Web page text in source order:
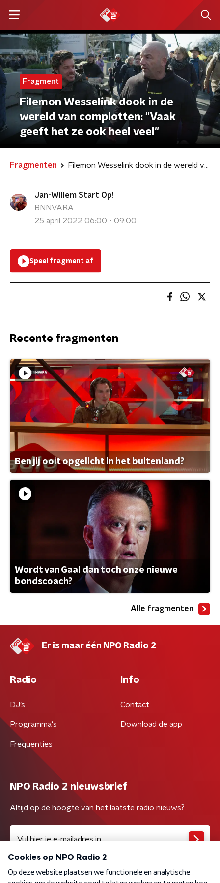
Fragment
Filemon Wesselink dook in de
wereld van complotten: "Vaak
geeft het ze ook heel veel"
Fragmenten Filemon Wesselink dook in de wereld van complotten: "Vaak geeft het ze ook heel veel"
Jan-Willem Start Op!
BNNVARA
25 april 2022 06:00 - 09:00
Speel fragment af
Recente fragmenten
Ben jij ooit opgelicht in het buitenland?
Wordt van Gaal dan toch onze nieuwe
bondscoach?
Alle fragmenten
Er is maar één NPO Radio 2
Radio
DJ’s
Programma's
Frequenties
Info
Contact
Download de app
NPO Radio 2 nieuwsbrief
Altijd op de hoogte van het laatste radio nieuws?